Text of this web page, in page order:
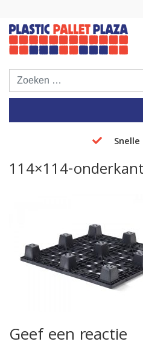
Plastic Pallet Plaza
Plastic Pallets Plaza, de nummer 1
Europa!
114×114-onderkant
Geef een reactie